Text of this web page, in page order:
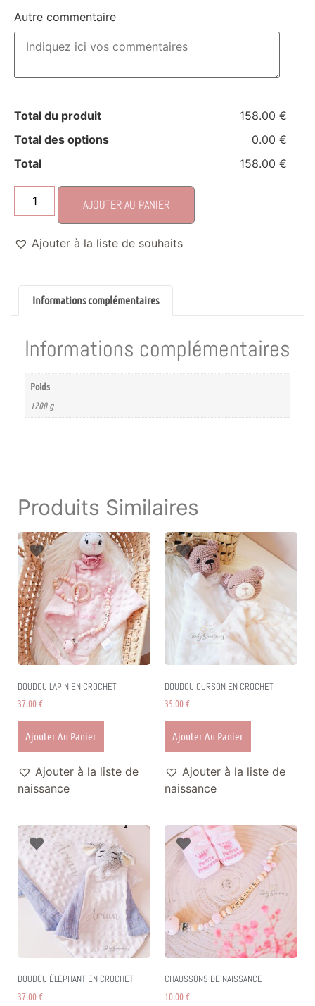
Autre commentaire
Total du produit
158.00 €
Total des options
0.00 €
Total
158.00 €
AJOUTER AU PANIER
Ajouter à la liste de souhaits
Informations complémentaires
Informations complémentaires
Poids
1200 g
Produits Similaires
DOUDOU LAPIN EN CROCHET
37.00€
Ajouter Au Panier
Ajouter à la liste de
naissance
DOUDOU OURSON EN CROCHET
35.00€
Ajouter Au Panier
Ajouter à la liste de
naissance
DOUDOU ÉLÉPHANT EN CROCHET
37.00€
CHAUSSONS DE NAISSANCE
10.00€